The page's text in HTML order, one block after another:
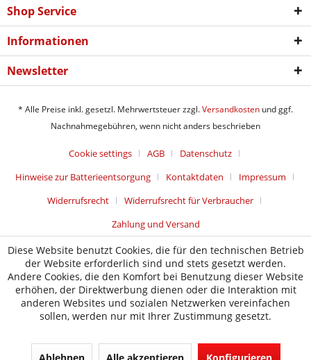
Shop Service
Informationen
Newsletter
* Alle Preise inkl. gesetzl. Mehrwertsteuer zzgl.Versandkosten und ggf.
Nachnahmegebühren, wenn nicht anders beschrieben
Cookie settings AGB
Datenschutz
Hinweise zur Batterieentsorgung
Kontaktdaten
Impressum
Widerrufsrecht
Widerrufsrecht für Verbraucher
Zahlung und Versand
Diese Website benutzt Cookies, die für den technischen Betrieb
der Website erforderlich sind und stets gesetzt werden.
Andere Cookies, die den Komfort bei Benutzung dieser Website
erhöhen, der Direktwerbung dienen oder die Interaktion mit
anderen Websites und sozialen Netzwerken vereinfachen
sollen, werden nur mit Ihrer Zustimmung gesetzt.